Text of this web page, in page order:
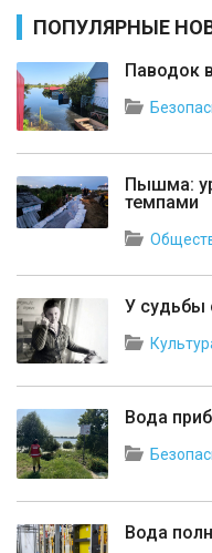
ПОПУЛЯРНЫЕ
Паводок
Пышма:
темпами
У судьбы
Вода
Вода